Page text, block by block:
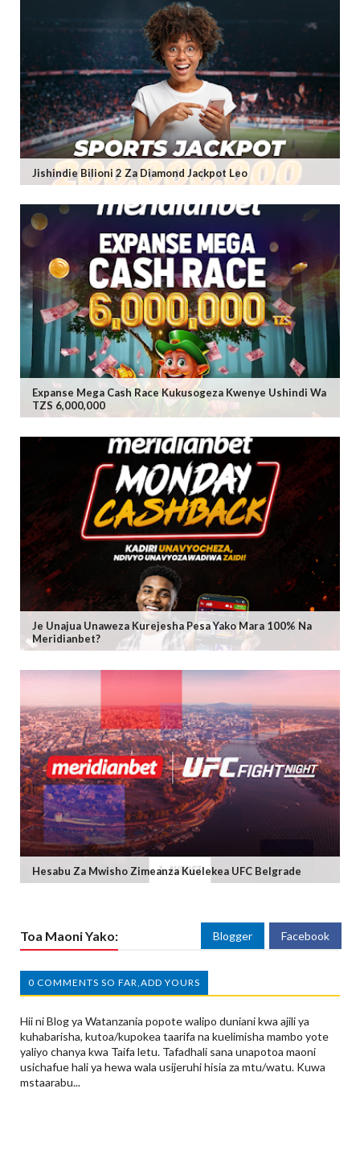
Jishindie Bilioni 2 Za Diamond Jackpot Leo
Expanse Mega Cash Race Kukusogeza Kwenye Ushindi Wa
TZS 6,000,000
Je Unajua Unaweza Kurejesha Pesa Yako Mara 100% Na
Meridianbet?
Hesabu Za Mwisho Zimeanza Kuelekea UFC Belgrade
Toa Maoni Yako: Blogger Facebook
0 COMMENTS SO FAR,ADD YOURS
Hii ni Blog ya Watanzania popote walipo duniani kwa ajili ya
kuhabarisha, kutoa/kupokea taarifa na kuelimisha mambo yote
yaliyo chanya kwa Taifa letu. Tafadhali sana unapotoa maoni
usichafue hali ya hewa wala usijeruhi hisia za mtu/watu. Kuwa
mstaarabu...